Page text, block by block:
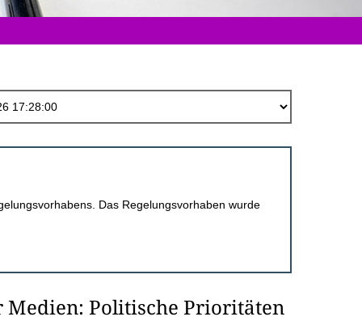
Das Regelungsvorhaben wurde
Medien: Politische Prioritäten